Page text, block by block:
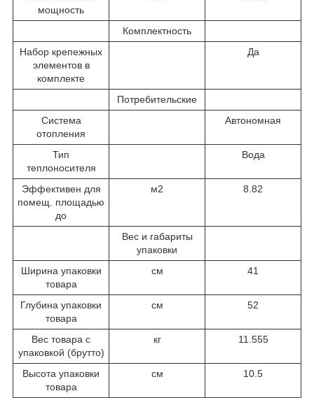
мощность
Комплектность
Набор крепежных
элементов в
комплекте
Да
Потребительские
Система
отопления
Автономная
Тип
теплоносителя
Вода
Эффективен для
помещ. площадью
до
м2 8.82
Вес и габариты
упаковки
Ширина упаковки
товара
см 41
Глубина упаковки
товара
см 52
Вес товара с
упаковкой (брутто)
кг 11.555
Высота упаковки
товара
см 10.5